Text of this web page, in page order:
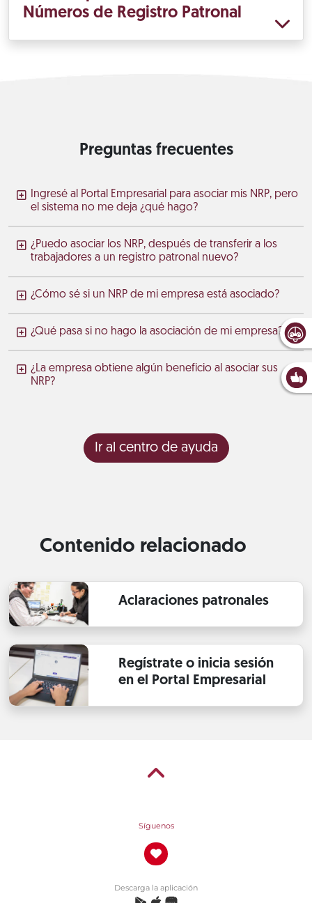
Números de Registro Patronal
Preguntas frecuentes
Ingresé al Portal Empresarial para asociar mis NRP, pero
el sistema no me deja ¿qué hago?
¿Puedo asociar los NRP, después de transferir a los
trabajadores a un registro patronal nuevo?
¿Cómo sé si un NRP de mi empresa está asociado?
¿Qué pasa si no hago la asociación de mi empresa?
¿La empresa obtiene algún beneficio al asociar sus
NRP?
Ir al centro de ayuda
Contenido relacionado
Aclaraciones patronales
Regístrate o inicia sesión
en el Portal Empresarial
Síguenos
Descarga la aplicación